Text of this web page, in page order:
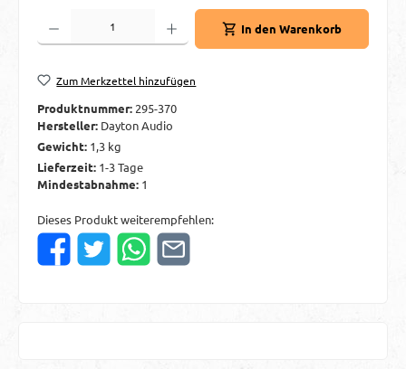
Produkt Anzahl: Gib den gewünschten Wert ein oder benutze die Schaltflächen
In den Warenkorb
Zum Merkzettel hinzufügen
Produktnummer: 295-370
Hersteller: Dayton Audio
Gewicht: 1,3 kg
Lieferzeit: 1-3 Tage
Mindestabnahme: 1
Dieses Produkt weiterempfehlen: